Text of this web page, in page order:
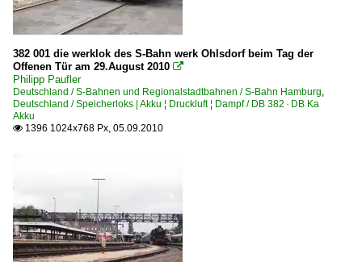
Dampfloks | Schmalspur
BR 99.32 · 321-332 · 2321-2331 · 099 901-903
BR 99.51-60 · 516-608 · 1516-1608 · 099 701-713 sächs. IV
BR 99.67-71 · 671-717 · 1671-1717 sächs. VI K
BR 99.73-76 · 731-762 · 1731-1762 · 099 722-735 DR-
Henschel Typ Riesa
Krauss 55 PS
Detailfotos
382 001 die werklok des S-Bahn werk Ohlsdorf beim Tag der
Offenen Tür am 29.August 2010 
Philipp Paufler
Deutschland / S-Bahnen und Regionalstadtbahnen / S-Bahn Hamburg,
Deutschland / Speicherloks | Akku ¦ Druckluft ¦ Dampf / DB 382 · DB Ka
Akku
 1396 1024x768 Px, 05.09.2010